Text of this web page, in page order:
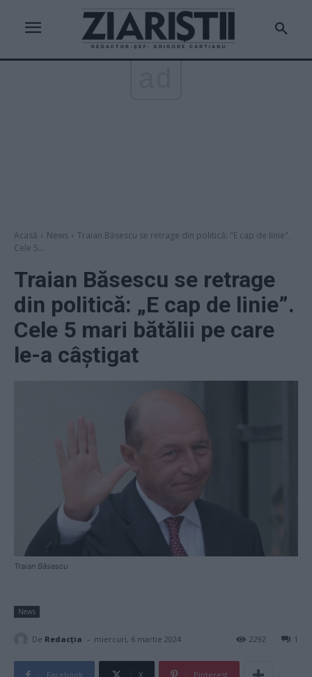
Acasă News
Traian Băsescu se retrage din politică: "E cap de linie".
Cele 5...
Traian Băsescu se retrage
din politică: „E cap de linie”.
Cele 5 mari bătălii pe care
le-a câștigat
Traian Băsescu
News
De Redacţia - miercuri, 6 martie 2024 1
2292
Facebook X Pinterest